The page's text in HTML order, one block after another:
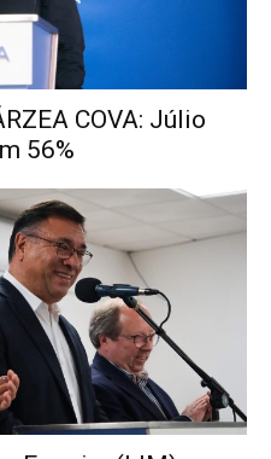
COVA: Júlio
56%